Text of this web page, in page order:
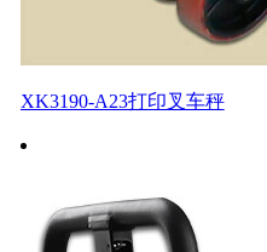
XK3190-A23打印叉车秤